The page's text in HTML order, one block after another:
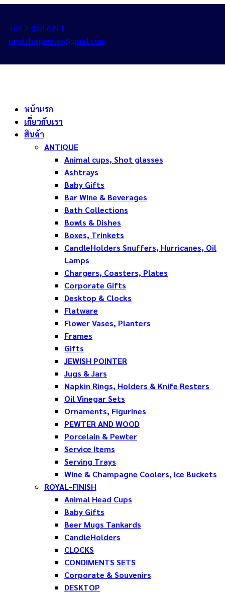
+66 2 048 6271
royalthaipewter@gmail.com
หน้าแรก
เกี่ยวกับเรา
สินค้า
ANTIQUE
Animal cups, Shot glasses
Ashtrays
Baby Gifts
Bar Wine & Beverages
Bath Collections
Bowls & Dishes
Boxes, Trinkets
CandleHolders Snuffers, Hurricanes, Oil
Lamps
Chargers, Coasters, Plates
Corporate Gifts
Desktop & Clocks
Flatware
Flower Vases, Planters
Frames
Gifts
JEWISH POINTER
Jugs & Jars
Napkin Rings, Holders & Knife Resters
Oil Vinegar Sets
Ornaments, Figurines
PEWTER AND WOOD
Porcelain & Pewter
Service Items
Serving Trays
Wine & Champagne Coolers, Ice Buckets
ROYAL-FINISH
Animal Head Cups
Baby Gifts
Beer Mugs Tankards
CandleHolders
CLOCKS
CONDIMENTS SETS
Corporate & Souvenirs
DESKTOP